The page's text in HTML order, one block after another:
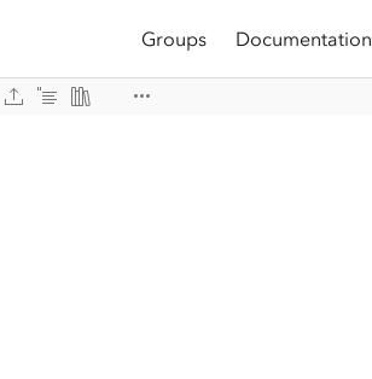
Groups Documentation